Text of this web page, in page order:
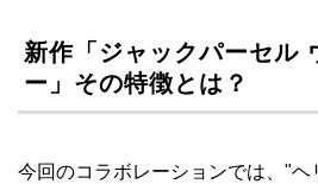
新作「ジャックパーセル
ー」その特徴とは？
今回のコラボレーションでは、"ヘ